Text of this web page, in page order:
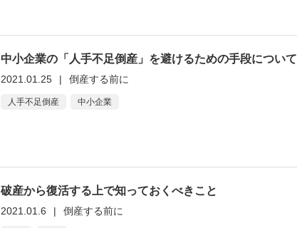
中小企業の「人手不足倒産」を避けるための手段について
2021.01.25 | 倒産する前に
人手不足倒産 中小企業
破産から復活する上で知っておくべきこと
2021.01.6 | 倒産する前に